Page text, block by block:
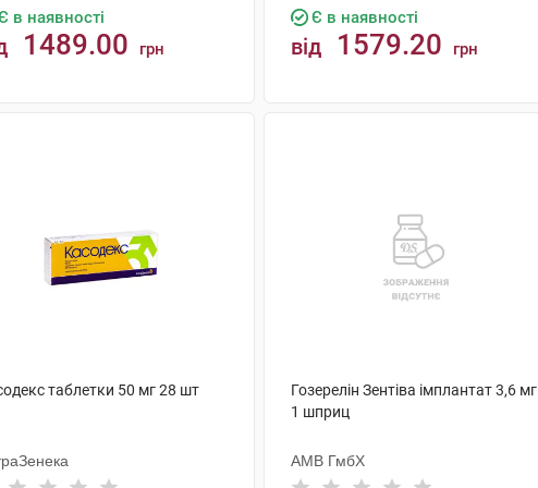
в наявності
1489.00 грн
Є в наявності
від 1579.20 грн
таблетки 50 мг 28 шт
Гозерелін Зентіва імплантат 3,6 мг
1 шприц
АМВ ГмбХ